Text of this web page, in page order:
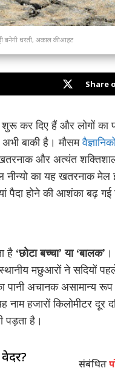
बनेगी धरती, अकाल की आहट
Share
दिए हैं और लोगों का
बाकी है। मौसम
और अत्यंत
नीन्यो का यह खतरनाक
पैदा होने की आशंका बढ़ गई
है ‘छोटा बच्चा’ या ‘बालक’
मछुआरों ने सदियों पहले
अचानक असामान्य रूप
हजारों किलोमीटर दूर
पड़ता है।
संबंधित